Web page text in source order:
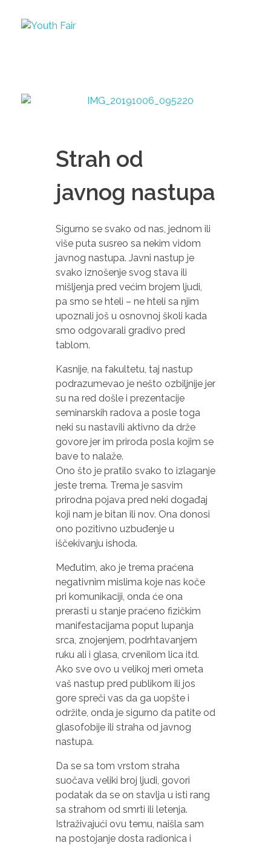
Strah od
javnog nastupa
Sigurno se svako od nas, jednom ili
više puta susreo sa nekim vidom
javnog nastupa. Javni nastup je
svako iznošenje svog stava ili
mišljenja pred većim brojem ljudi,
pa smo se hteli – ne hteli sa njim
upoznali još u osnovnoj školi kada
smo odgovarali gradivo pred
tablom.
Kasnije, na fakultetu, taj nastup
podrazumevao je nešto ozbiljnije jer
su na red došle i prezentacije
seminarskih radova a posle toga
neki su nastavili aktivno da drže
govore jer im priroda posla kojim se
bave to nalaže.
Ono što je pratilo svako to izlaganje
jeste trema. Trema je sasvim
prirodna pojava pred neki događaj
koji nam je bitan ili nov. Ona donosi
ono pozitivno uzbuđenje u
iščekivanju ishoda.
Međutim, ako je trema praćena
negativnim mislima koje nas koče
pri komunikaciji, onda će ona
prerasti u stanje praćeno fizičkim
manifestacijama poput lupanja
srca, znojenjem, podrhtavanjem
ruku ali i glasa, crvenilom lica itd.
Ako sve ovo u velikoj meri ometa
vaš nastup pred publikom ili jos
gore spreči vas da ga uopšte i
održite, onda je sigurno da patite od
glasofobije ili straha od javnog
nastupa.
Da se sa tom vrstom straha
suočava veliki broj ljudi, govori
podatak da se on stavlja u isti rang
sa strahom od smrti ili letenja.
Istraživajući ovu temu, naišla sam
na postojanje dosta radionica i